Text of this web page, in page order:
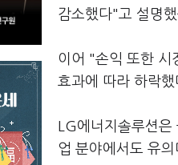
감소했다"고 설명했
이어 "손익 또한 시
효과에 따라 하락
LG에너지솔루션
업 분야에서도 유